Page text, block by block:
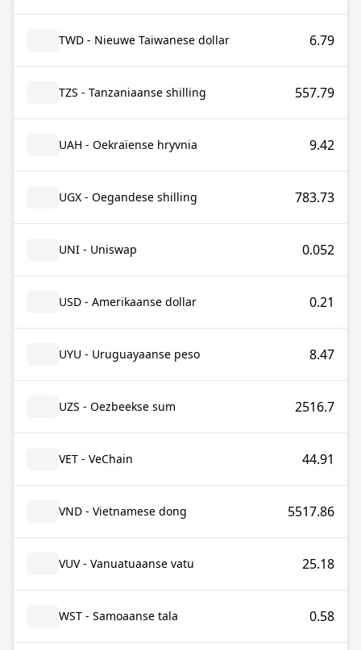
TWD - Nieuwe Taiwanese dollar 6.79
TZS - Tanzaniaanse shilling 557.79
UAH - Oekraïense hryvnia 9.42
UGX - Oegandese shilling 783.73
UNI - Uniswap 0.052
USD - Amerikaanse dollar 0.21
UYU - Uruguayaanse peso 8.47
UZS - Oezbeekse sum 2516.7
VET - VeChain 44.91
VND - Vietnamese dong 5517.86
VUV - Vanuatuaanse vatu 25.18
WST - Samoaanse tala 0.58